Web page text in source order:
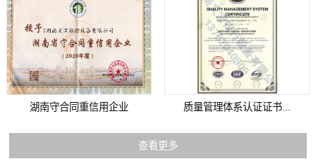
湖南守合同重信用企业 质量管理体系认证证书...
查看更多